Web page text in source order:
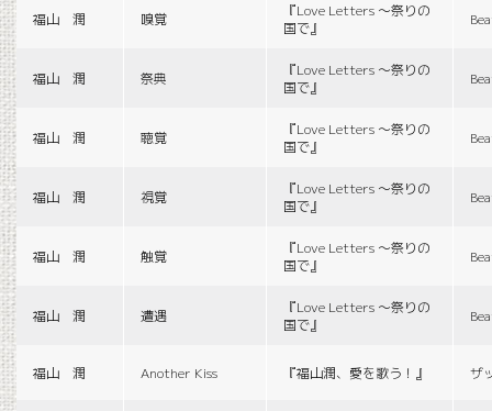
福山 潤 嗅覚
『Love Letters 〜祭りの
国で』
福山 潤 祭典
『Love Letters 〜祭りの
国で』
福山 潤 聴覚
『Love Letters 〜祭りの
国で』
福山 潤 視覚
『Love Letters 〜祭りの
国で』
福山 潤 触覚
『Love Letters 〜祭りの
国で』
福山 潤 遭遇
『Love Letters 〜祭りの
国で』
福山 潤 Another Kiss 『福山潤、愛を歌う！』 ザ